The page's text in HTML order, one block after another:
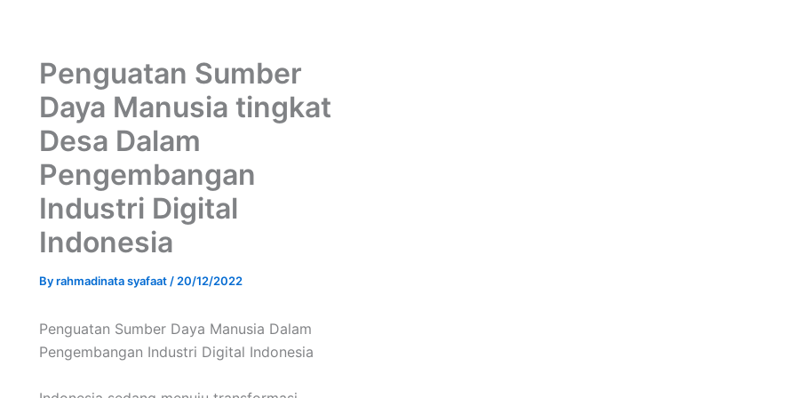
Penguatan Sumber
Daya Manusia tingkat
Desa Dalam
Pengembangan
Industri Digital
Indonesia
Byrahmadinata syafaat / 20/12/2022
Penguatan Sumber Daya Manusia Dalam
Pengembangan Industri Digital Indonesia